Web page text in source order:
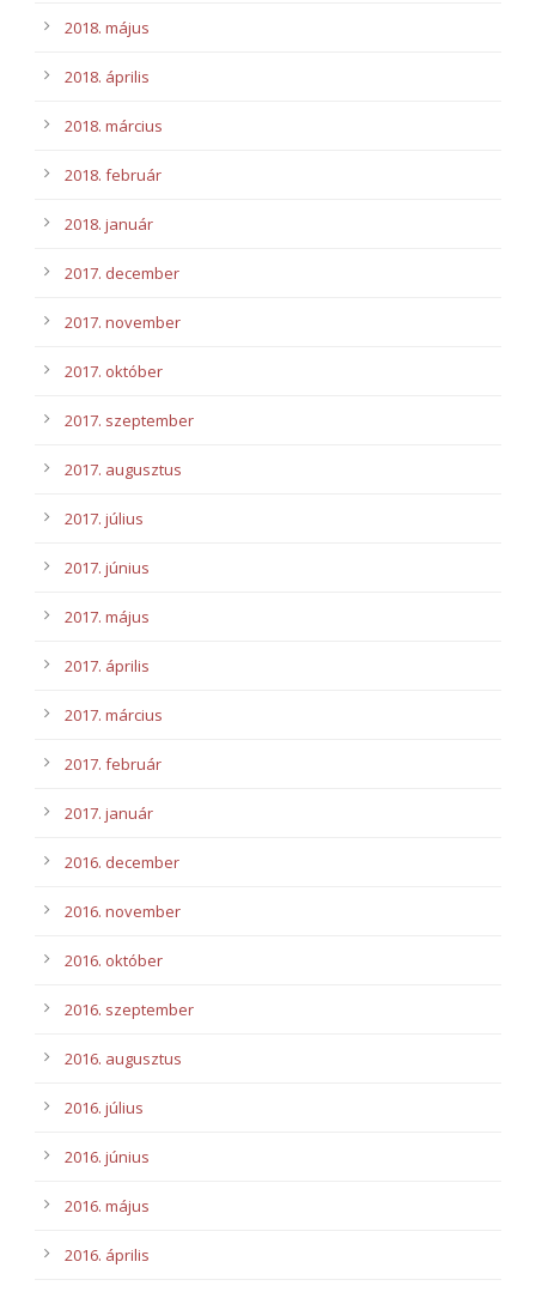
2018. május
2018. április
2018. március
2018. február
2018. január
2017. december
2017. november
2017. október
2017. szeptember
2017. augusztus
2017. július
2017. június
2017. május
2017. április
2017. március
2017. február
2017. január
2016. december
2016. november
2016. október
2016. szeptember
2016. augusztus
2016. július
2016. június
2016. május
2016. április